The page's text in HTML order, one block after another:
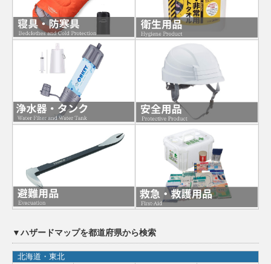
▼ハザードマップを都道府県から検索
北海道・東北